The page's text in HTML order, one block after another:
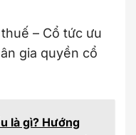
– Cổ tức ưu
gia quyền cổ
là gì? Hướng